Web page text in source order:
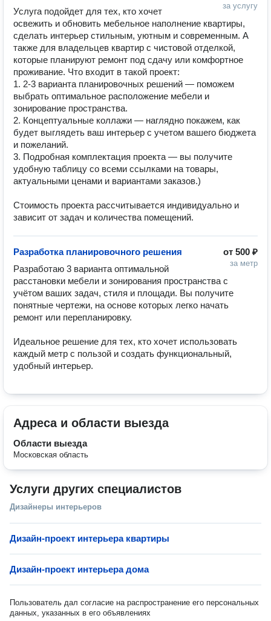
за услугу
Услуга подойдет для тех, кто хочет
освежить и обновить мебельное наполнение квартиры,
сделать интерьер стильным, уютным и современным. А
также для владельцев квартир с чистовой отделкой,
которые планируют ремонт под сдачу или комфортное
проживание. Что входит в такой проект:
1. 2-3 варианта планировочных решений — поможем
выбрать оптимальное расположение мебели и
зонирование пространства.
2. Концептуальные коллажи — наглядно покажем, как
будет выглядеть ваш интерьер с учетом вашего бюджета
и пожеланий.
3. Подробная комплектация проекта — вы получите
удобную таблицу со всеми ссылками на товары,
актуальными ценами и вариантами заказов.)
Стоимость проекта рассчитывается индивидуально и
зависит от задач и количества помещений.
от 500 ₽
за метр
Разработка планировочного решения
Разработаю 3 варианта оптимальной
расстановки мебели и зонирования пространства с
учётом ваших задач, стиля и площади. Вы получите
понятные чертежи, на основе которых легко начать
ремонт или перепланировку.
Идеальное решение для тех, кто хочет использовать
каждый метр с пользой и создать функциональный,
удобный интерьер.
Адреса и области выезда
Области выезда
Московская область
Услуги других специалистов
Дизайнеры интерьеров
Дизайн-проект интерьера квартиры
Дизайн-проект интерьера дома
Пользователь дал согласие на распространение его персональных
данных, указанных в его объявлениях